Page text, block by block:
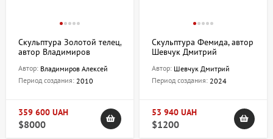
Скульптура Золотой телец,
автор Владимиров
Автор: Владимиров Алексей
Период создания: 2010
359 600 UAH
$8000
Скульптура Фемида, автор
Шевчук Дмитрий
Автор: Шевчук Дмитрий
Период создания: 2024
53 940 UAH
$1200